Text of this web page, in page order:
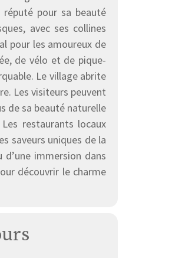
pour sa beauté
avec ses collines
pour les amoureux de
de vélo et de pique-
Le village abrite
Les visiteurs peuvent
de sa beauté naturelle
restaurants locaux
saveurs uniques de la
immersion dans
découvrir le charme